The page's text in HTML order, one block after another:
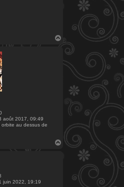
H
a
t
août 2017, 09:49
orbite au dessus de
H
juin 2022, 19:19